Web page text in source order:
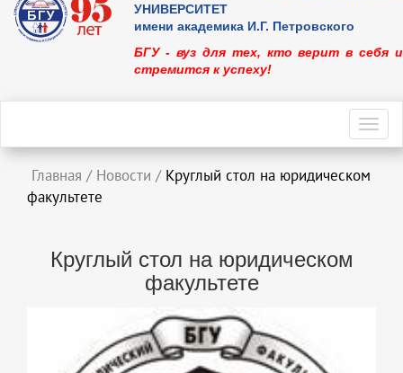
УНИВЕРСИТЕТ
имени академика И.Г. Петровского
БГУ - вуз для тех, кто верит в себя и
стремится к успеху!
Главная / Новости / Круглый стол на юридическом
факультете
Круглый стол на юридическом
факультете